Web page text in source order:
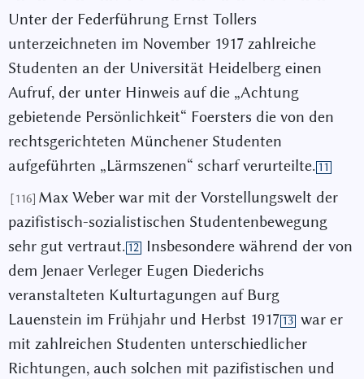
Unter der Federführung Ernst Tollers
unterzeichneten im November 1917 zahlreiche
Studenten an der Universität Heidelberg einen
Aufruf, der unter Hinweis auf die „Achtung
gebietende Persönlichkeit“ Foersters die von den
rechtsgerichteten Münchener Studenten
aufgeführten „Lärmszenen“ scharf verurteilte. 11
[116] Max Weber war mit der Vorstellungswelt der
pazifistisch-sozialistischen Studentenbewegung
sehr gut vertraut. 12
Insbesondere während der von
dem Jenaer Verleger Eugen Diederichs
veranstalteten Kulturtagungen auf Burg
Lauenstein im Frühjahr und Herbst 1917 13 war er
mit zahlreichen Studenten unterschiedlicher
Richtungen, auch solchen mit pazifistischen und